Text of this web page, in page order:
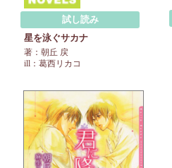
試し読み
星を泳ぐサカナ
著：朝丘 戻
ill：葛西リカコ